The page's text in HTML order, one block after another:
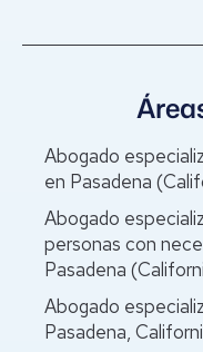
Abogado
en Pasadena
Abogado
personas con
Pasadena
Abogado
Pasadena,